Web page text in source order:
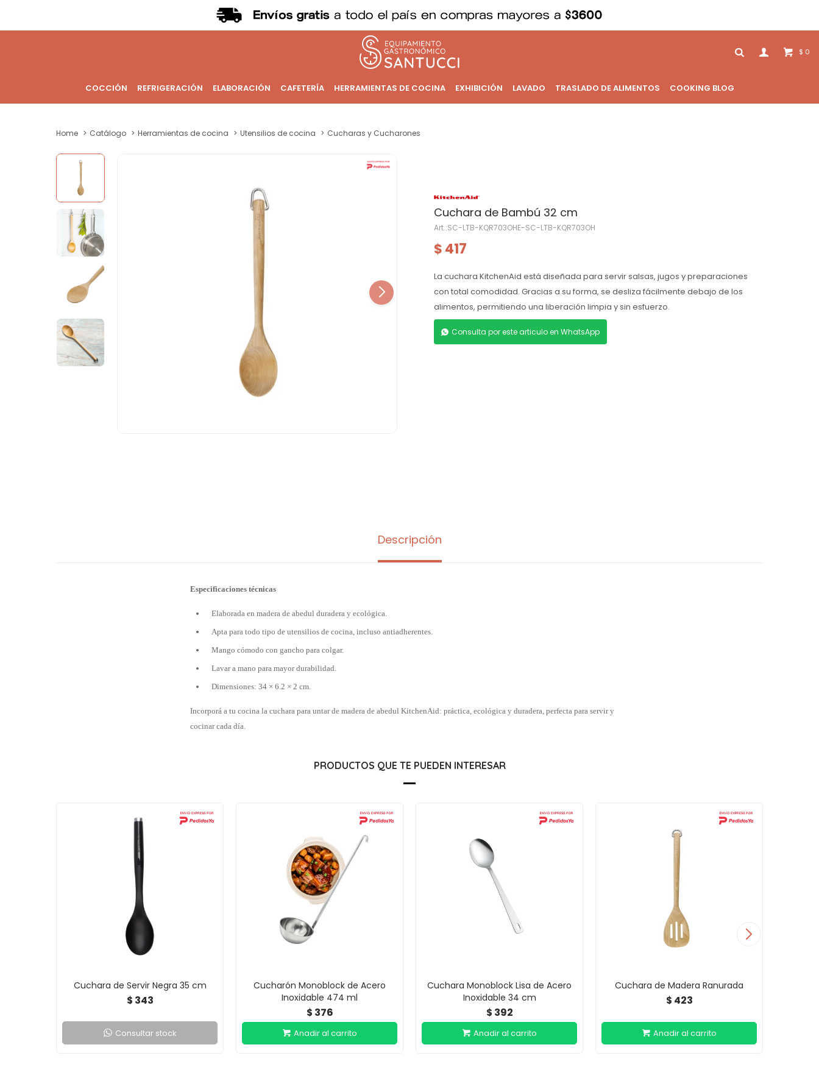
COCCIÓN REFRIGERACIÓN ELABORACIÓN CAFETERÍA HERRAMIENTAS DE COCINA EXHIBICIÓN LAVADO TRASLADO DE ALIMENTOS COOKING BLOG
$ 0
Home Catálogo Herramientas de cocina Utensilios de cocina Cucharas y Cucharones
Cuchara de Bambú 32 cm
SC-LTB-KQR703OHE-SC-LTB-KQR703OH
$ 417
La cuchara KitchenAid está diseñada para servir salsas, jugos y preparaciones
con total comodidad. Gracias a su forma, se desliza fácilmente debajo de los
alimentos, permitiendo una liberación limpia y sin esfuerzo.
Consulta por este articulo en WhatsApp
Descripción
Especificaciones técnicas
Elaborada en madera de abedul duradera y ecológica.
Apta para todo tipo de utensilios de cocina, incluso antiadherentes.
Mango cómodo con gancho para colgar.
Lavar a mano para mayor durabilidad.
Dimensiones: 34 × 6.2 × 2 cm.
Incorporá a tu cocina la cuchara para untar de madera de abedul KitchenAid: práctica, ecológica y duradera, perfecta para servir y
cocinar cada día.
PRODUCTOS QUE TE PUEDEN INTERESAR
Cuchara de Servir Negra 35 cm
$ 343
Consultar stock
Cucharón Monoblock de Acero
Inoxidable 474 ml
$ 376
Cuchara Monoblock Lisa de Acero
Inoxidable 34 cm
$ 392
Cuchara de Madera Ranurada
$ 423